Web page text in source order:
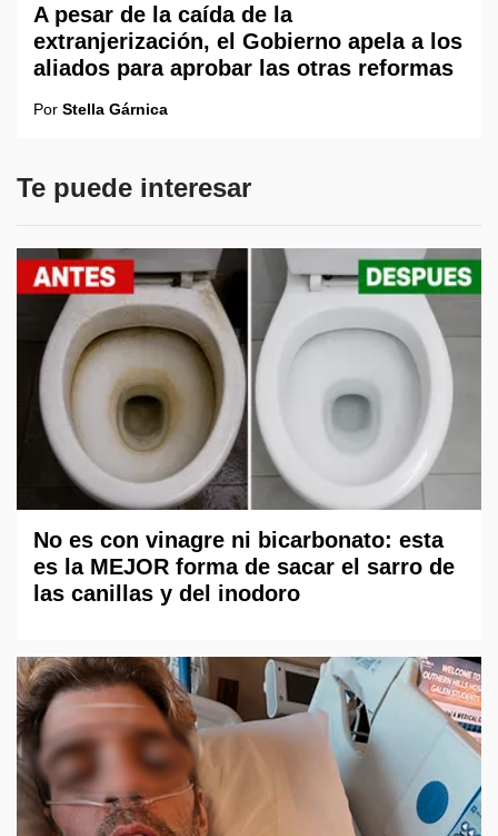
A pesar de la caída de la
extranjerización, el Gobierno apela a los
aliados para aprobar las otras reformas
Por Stella Gárnica
Te puede interesar
No es con vinagre ni bicarbonato: esta
es la MEJOR forma de sacar el sarro de
las canillas y del inodoro